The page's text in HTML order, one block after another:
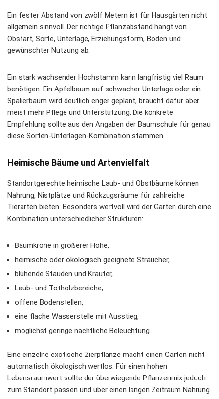
Ein fester Abstand von zwölf Metern ist für Hausgärten nicht
allgemein sinnvoll. Der richtige Pflanzabstand hängt von
Obstart, Sorte, Unterlage, Erziehungsform, Boden und
gewünschter Nutzung ab.
Ein stark wachsender Hochstamm kann langfristig viel Raum
benötigen. Ein Apfelbaum auf schwacher Unterlage oder ein
Spalierbaum wird deutlich enger geplant, braucht dafür aber
meist mehr Pflege und Unterstützung. Die konkrete
Empfehlung sollte aus den Angaben der Baumschule für genau
diese Sorten-Unterlagen-Kombination stammen.
Heimische Bäume und Artenvielfalt
Standortgerechte heimische Laub- und Obstbäume können
Nahrung, Nistplätze und Rückzugsräume für zahlreiche
Tierarten bieten. Besonders wertvoll wird der Garten durch eine
Kombination unterschiedlicher Strukturen:
Baumkrone in größerer Höhe,
heimische oder ökologisch geeignete Sträucher,
blühende Stauden und Kräuter,
Laub- und Totholzbereiche,
offene Bodenstellen,
eine flache Wasserstelle mit Ausstieg,
möglichst geringe nächtliche Beleuchtung.
Eine einzelne exotische Zierpflanze macht einen Garten nicht
automatisch ökologisch wertlos. Für einen hohen
Lebensraumwert sollte der überwiegende Pflanzenmix jedoch
zum Standort passen und über einen langen Zeitraum Nahrung